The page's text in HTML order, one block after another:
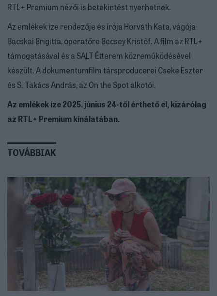
RTL+ Premium nézői is betekintést nyerhetnek.
Az emlékek íze rendezője és írója Horváth Kata, vágója
Bacskai Brigitta, operatőre Becsey Kristóf. A film az RTL+
támogatásával és a SALT Étterem közreműködésével
készült. A dokumentumfilm társproducerei Cseke Eszter
és S. Takács András, az On the Spot alkotói.
Az emlékek íze 2025. június 24-től érthető el, kizárólag
az RTL+ Premium kínálatában.
TOVÁBBIAK